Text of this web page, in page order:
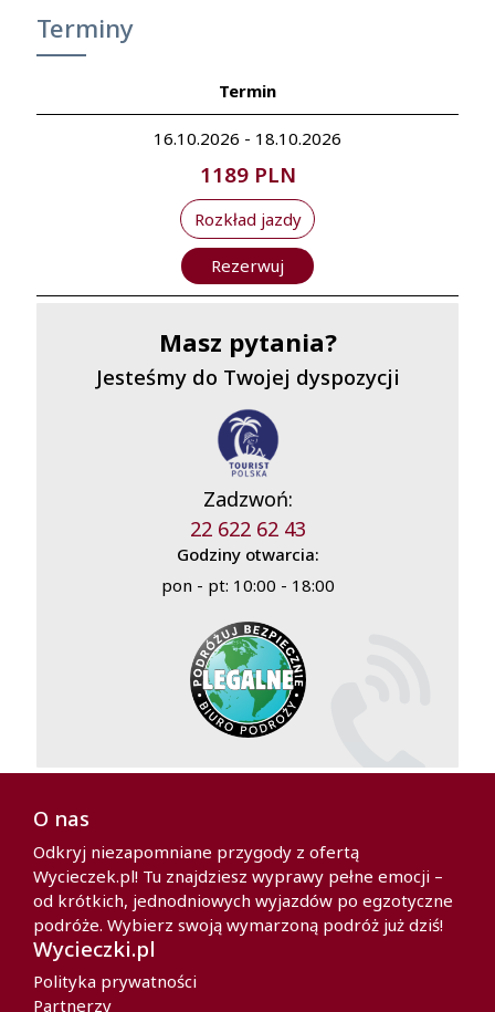
Terminy
Termin
16.10.2026 - 18.10.2026
1189 PLN
Rozkład jazdy
Rezerwuj
Masz pytania?
Jesteśmy do Twojej dyspozycji
Zadzwoń:
22 622 62 43
Godziny otwarcia:
pon - pt: 10:00 - 18:00
O nas
Odkryj niezapomniane przygody z ofertą
Wycieczek.pl! Tu znajdziesz wyprawy pełne emocji –
od krótkich, jednodniowych wyjazdów po egzotyczne
podróże. Wybierz swoją wymarzoną podróż już dziś!
Wycieczki.pl
Polityka prywatności
Partnerzy